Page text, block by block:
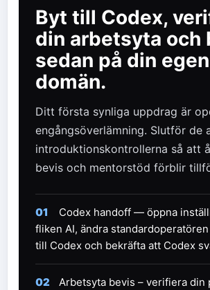
Byt till Codex,
din arbetsyta och
sedan på din egen
domän.
Ditt första synliga uppdrag är
engångsöverlämning. Slutför de
introduktionskontrollerna så att
bevis och mentorstöd förblir
01
Codex handoff — öppna
fliken AI, ändra
till Codex och bekräfta att Codex
02
Arbetsyta bevis – verifiera din